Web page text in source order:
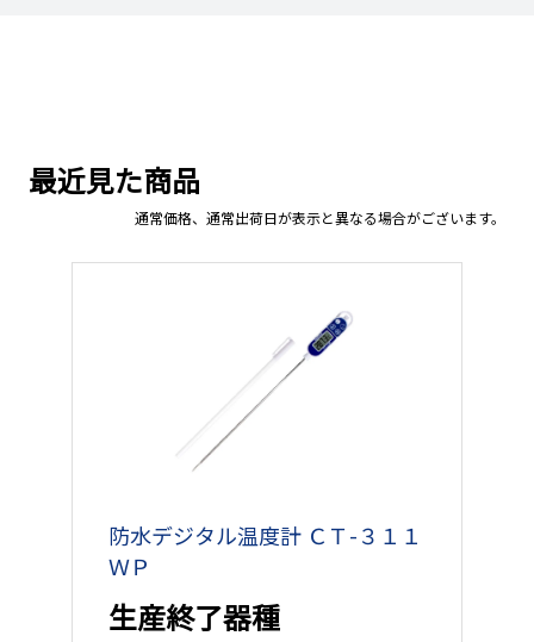
最近見た商品
通常価格、通常出荷日が表示と異なる場合がございます。
防水デジタル温度計 ＣＴ-３１１
ＷＰ
生産終了器種